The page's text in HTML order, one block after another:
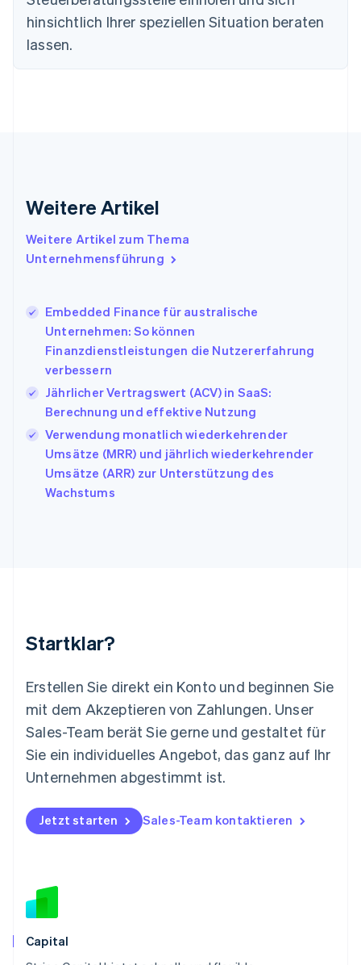
hinsichtlich Ihrer speziellen Situation beraten
lassen.
Weitere Artikel
Weitere Artikel zum Thema
Unternehmensführung
Embedded Finance für australische
Unternehmen: So können
Finanzdienstleistungen die Nutzererfahrung
verbessern
Jährlicher Vertragswert (ACV) in SaaS:
Berechnung und effektive Nutzung
Verwendung monatlich wiederkehrender
Umsätze (MRR) und jährlich wiederkehrender
Umsätze (ARR) zur Unterstützung des
Wachstums
Startklar?
Erstellen Sie direkt ein Konto und beginnen Sie
mit dem Akzeptieren von Zahlungen. Unser
Sales-Team berät Sie gerne und gestaltet für
Sie ein individuelles Angebot, das ganz auf Ihr
Unternehmen abgestimmt ist.
Jetzt starten Sales-Team kontaktieren
Capital
English
Deutschland
Estland
English
Griechenland
Indien
English
Italien
ItalianoEnglish
Japan
日本語
EnglishFrançais
Kroatien
English Italiano
English
Liechtenstein
DeutschEnglish
Mexiko
English
Niederlande
Nederlands English
Norwegen
English
Österreich
Polen
English
Portugal
English
Svenska
Schweiz